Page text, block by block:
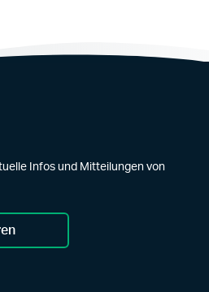
Infos und Mitteilungen von